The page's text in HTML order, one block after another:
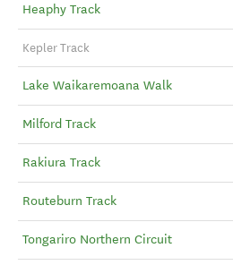
Heaphy Track
Kepler Track
Lake Waikaremoana Walk
Milford Track
Rakiura Track
Routeburn Track
Tongariro Northern Circuit